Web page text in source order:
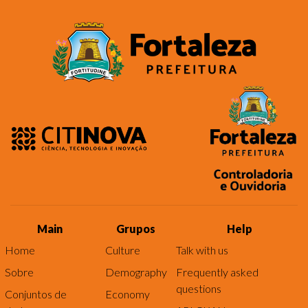
Main
Home
Sobre
Conjuntos de
Grupos
Culture
Demography
Economy
Help
Talk with us
Frequently asked
questions